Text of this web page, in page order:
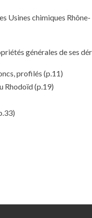
Usines chimiques Rhône-
générales de ses
profilés (p.11)
Rhodoïd(p.19)